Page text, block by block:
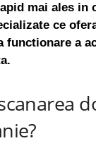
mai ales in
ce
functionare a